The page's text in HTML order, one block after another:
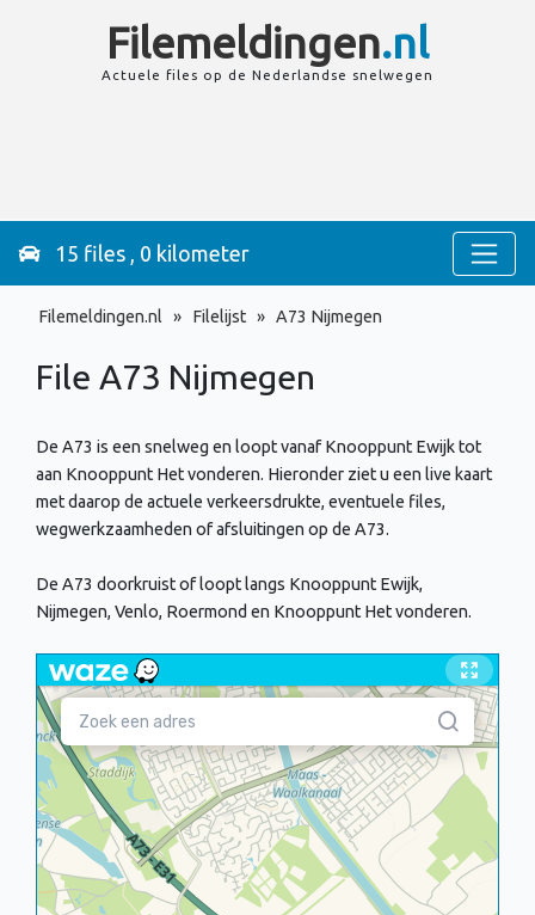
Filemeldingen.nl
Actuele files op de Nederlandse snelwegen
15 files , 0 kilometer
Filemeldingen.nl » Filelijst » A73 Nijmegen
File A73 Nijmegen
De A73 is een snelweg en loopt vanaf Knooppunt Ewijk tot
aan Knooppunt Het vonderen. Hieronder ziet u een live kaart
met daarop de actuele verkeersdrukte, eventuele files,
wegwerkzaamheden of afsluitingen op de A73.
De A73 doorkruist of loopt langs Knooppunt Ewijk,
Nijmegen, Venlo, Roermond en Knooppunt Het vonderen.